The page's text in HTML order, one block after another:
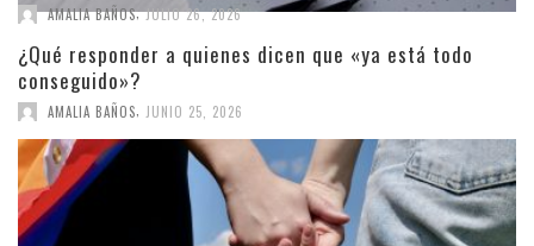
AMALIA BAÑOS, JULIO 26, 2026
¿Qué responder a quienes dicen que «ya está todo
conseguido»?
AMALIA BAÑOS JUNIO 25, 2026